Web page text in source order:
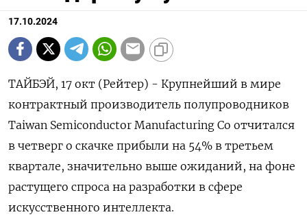
17.10.2024
ТАЙБЭЙ, 17 окт (Рейтер) - Крупнейший в мире
контрактный производитель полупроводников
Taiwan Semiconductor Manufacturing Co отчитался
в четверг о скачке прибыли на 54% в третьем
квартале, значительно выше ожиданий, на фоне
растущего спроса на разработки в сфере
искусственного интеллекта.